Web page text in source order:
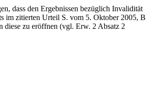
dass den Ergebnissen bezüglich Invalidität
im zitierten Urteil S. vom 5. Oktober 2005, B
diese zu eröffnen (vgl. Erw. 2 Absatz 2